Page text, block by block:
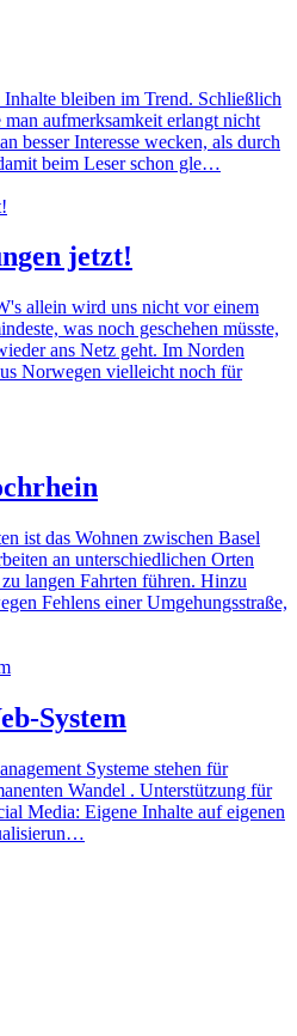
Inhalte bleiben im Trend. Schließlich
aufmerksamkeit erlangt nicht
besser Interesse wecken, als durch
beim Leser schon gle…
jetzt!
allein wird uns nicht vor einem
was noch geschehen müsste,
ans Netz geht. Im Norden
Norwegen vielleicht noch für
ist das Wohnen zwischen Basel
an unterschiedlichen Orten
langen Fahrten führen. Hinzu
Fehlens einer Umgehungsstraße,
System
Systeme stehen für
Wandel . Unterstützung für
Media: Eigene Inhalte auf eigenen